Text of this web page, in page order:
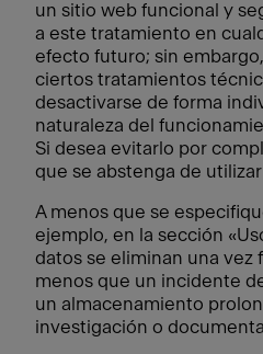
un sitio web funcional y
a este tratamiento en
efecto futuro; sin
ciertos tratamientos
desactivarse de forma
naturaleza del
Si desea evitarlo por
que se abstenga de
A menos que se
ejemplo, en la sección
datos se eliminan una vez
menos que un incidente
un almacenamiento
investigación o